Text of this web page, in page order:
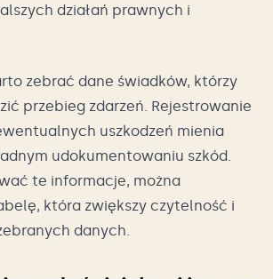
działań prawnych i
zebrać dane świadków, którzy
przebieg zdarzeń. Rejestrowanie
uszkodzeń mienia
udokumentowaniu szkód.
te informacje, można
która zwiększy czytelność i
danych.